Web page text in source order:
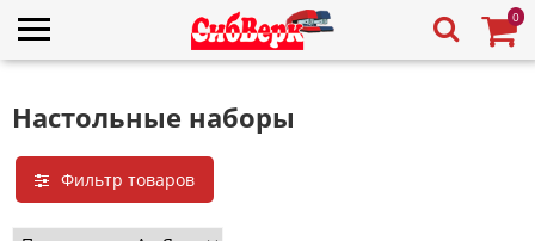
0
Настольные наборы
Фильтр товаров